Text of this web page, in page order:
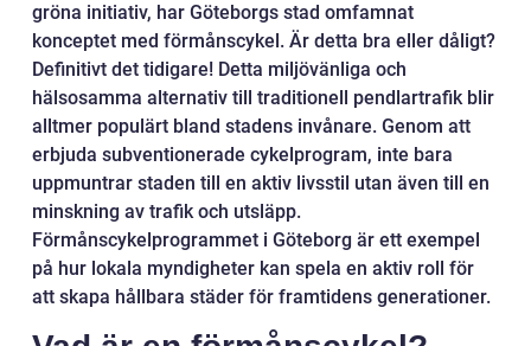
gröna initiativ, har Göteborgs stad omfamnat
konceptet med förmånscykel. Är detta bra eller dåligt?
Definitivt det tidigare! Detta miljövänliga och
hälsosamma alternativ till traditionell pendlartrafik blir
alltmer populärt bland stadens invånare. Genom att
erbjuda subventionerade cykelprogram, inte bara
uppmuntrar staden till en aktiv livsstil utan även till en
minskning av trafik och utsläpp.
Förmånscykelprogrammet i Göteborg är ett exempel
på hur lokala myndigheter kan spela en aktiv roll för
att skapa hållbara städer för framtidens generationer.